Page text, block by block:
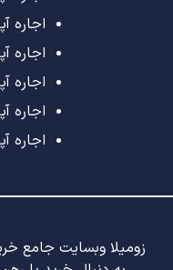
اجاره
اجاره
اجاره
اجاره
اجاره
زومیلا وبسایت جامع